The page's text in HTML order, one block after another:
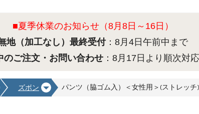
■夏季休業のお知らせ（8月8日～16日）
地（加工なし）最終受付：8月4日午前中まで
のご注文・お問い合わせ ：8月17日より順次対
ズボン パンツ（脇ゴム入）＜女性用＞(ストレッチ